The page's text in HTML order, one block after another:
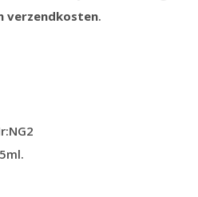
verzendkosten.